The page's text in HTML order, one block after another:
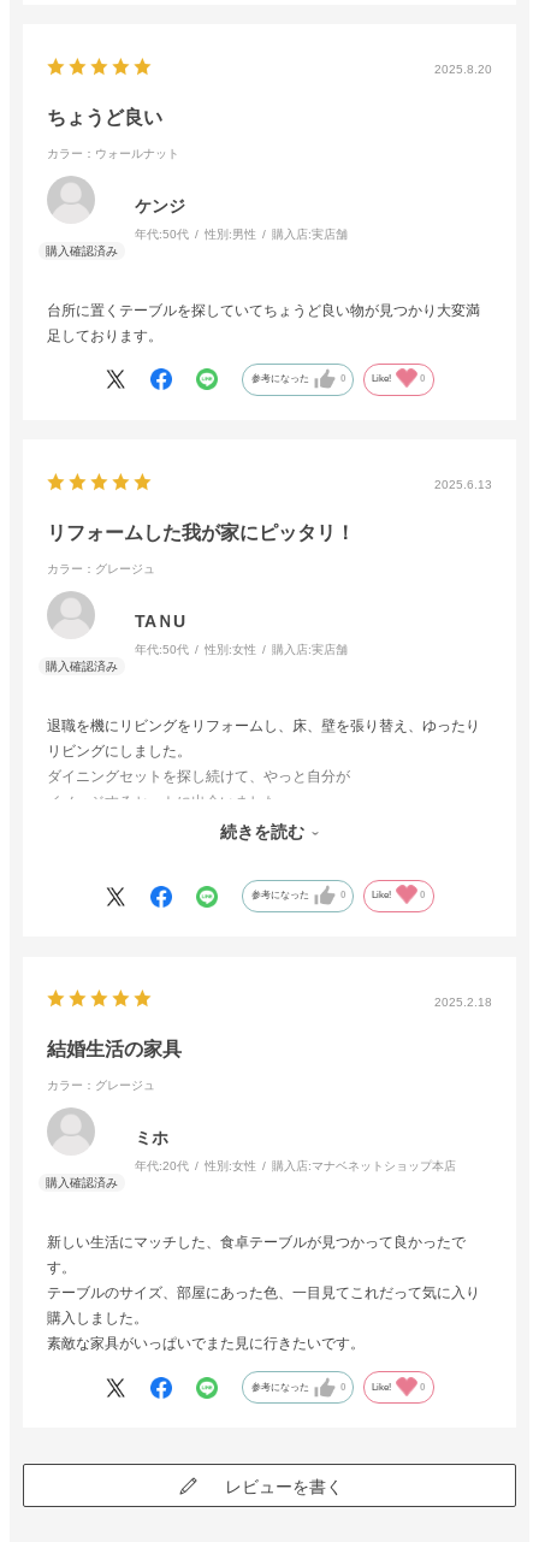
2025.8.20
ちょうど良い
カラー：ウォールナット
ケンジ
年代:50代 性別:男性 購入店:実店舗
台所に置くテーブルを探していてちょうど良い物が見つかり大変満
足しております。
参考になった 0 Like! 0
2025.6.13
リフォームした我が家にピッタリ！
カラー：グレージュ
TAＮU
年代:50代 性別:女性 購入店:実店舗
退職を機にリビングをリフォームし、床、壁を張り替え、ゆったり
リビングにしました。
ダイニングセットを探し続けて、やっと自分が
イメージするセットに出会いました。
これから先、年を重ねても永く使えて飽きてのこないこのダイニン
続きを読む
参考になった 0 Like! 0
2025.2.18
結婚生活の家具
カラー：グレージュ
ミホ
年代:20代 性別:女性 購入店:マナベネットショップ本店
新しい生活にマッチした、食卓テーブルが見つかって良かったで
す。
テーブルのサイズ、部屋にあった色、一目見てこれだって気に入り
購入しました。
素敵な家具がいっぱいでまた見に行きたいです。
参考になった 0 Like! 0
レビューを書く